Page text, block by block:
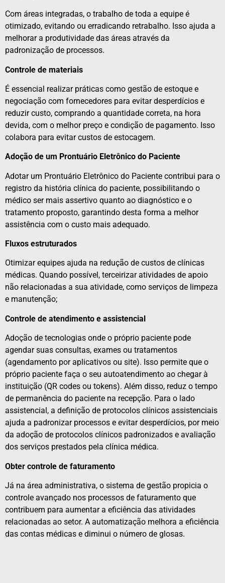
Com áreas integradas, o trabalho de toda a equipe é
otimizado, evitando ou erradicando retrabalho. Isso ajuda a
melhorar a produtividade das áreas através da
padronização de processos.
Controle de materiais
É essencial realizar práticas como gestão de estoque e
negociação com fornecedores para evitar desperdícios e
reduzir custo, comprando a quantidade correta, na hora
devida, com o melhor preço e condição de pagamento. Isso
colabora para evitar custos de estocagem.
Adoção de um Prontuário Eletrônico do Paciente
Adotar um Prontuário Eletrônico do Paciente contribui para o
registro da história clínica do paciente, possibilitando o
médico ser mais assertivo quanto ao diagnóstico e o
tratamento proposto, garantindo desta forma a melhor
assistência com o custo mais adequado.
Fluxos estruturados
Otimizar equipes ajuda na redução de custos de clínicas
médicas. Quando possível, terceirizar atividades de apoio
não relacionadas a sua atividade, como serviços de limpeza
e manutenção;
Controle de atendimento e assistencial
Adoção de tecnologias onde o próprio paciente pode
agendar suas consultas, exames ou tratamentos
(agendamento por aplicativos ou site). Isso permite que o
próprio paciente faça o seu autoatendimento ao chegar à
instituição (QR codes ou tokens). Além disso, reduz o tempo
de permanência do paciente na recepção. Para o lado
assistencial, a definição de protocolos clínicos assistenciais
ajuda a padronizar processos e evitar desperdícios, por meio
da adoção de protocolos clínicos padronizados e avaliação
dos serviços prestados pela clínica médica.
Obter controle de faturamento
Já na área administrativa, o sistema de gestão propicia o
controle avançado nos processos de faturamento que
contribuem para aumentar a eficiência das atividades
relacionadas ao setor. A automatização melhora a eficiência
das contas médicas e diminui o número de glosas.